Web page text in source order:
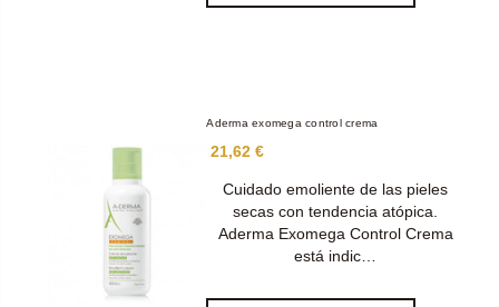
Aderma exomega control crema
21,62 €
Cuidado emoliente de las pieles
secas con tendencia atópica.
Aderma Exomega Control Crema
está indic…